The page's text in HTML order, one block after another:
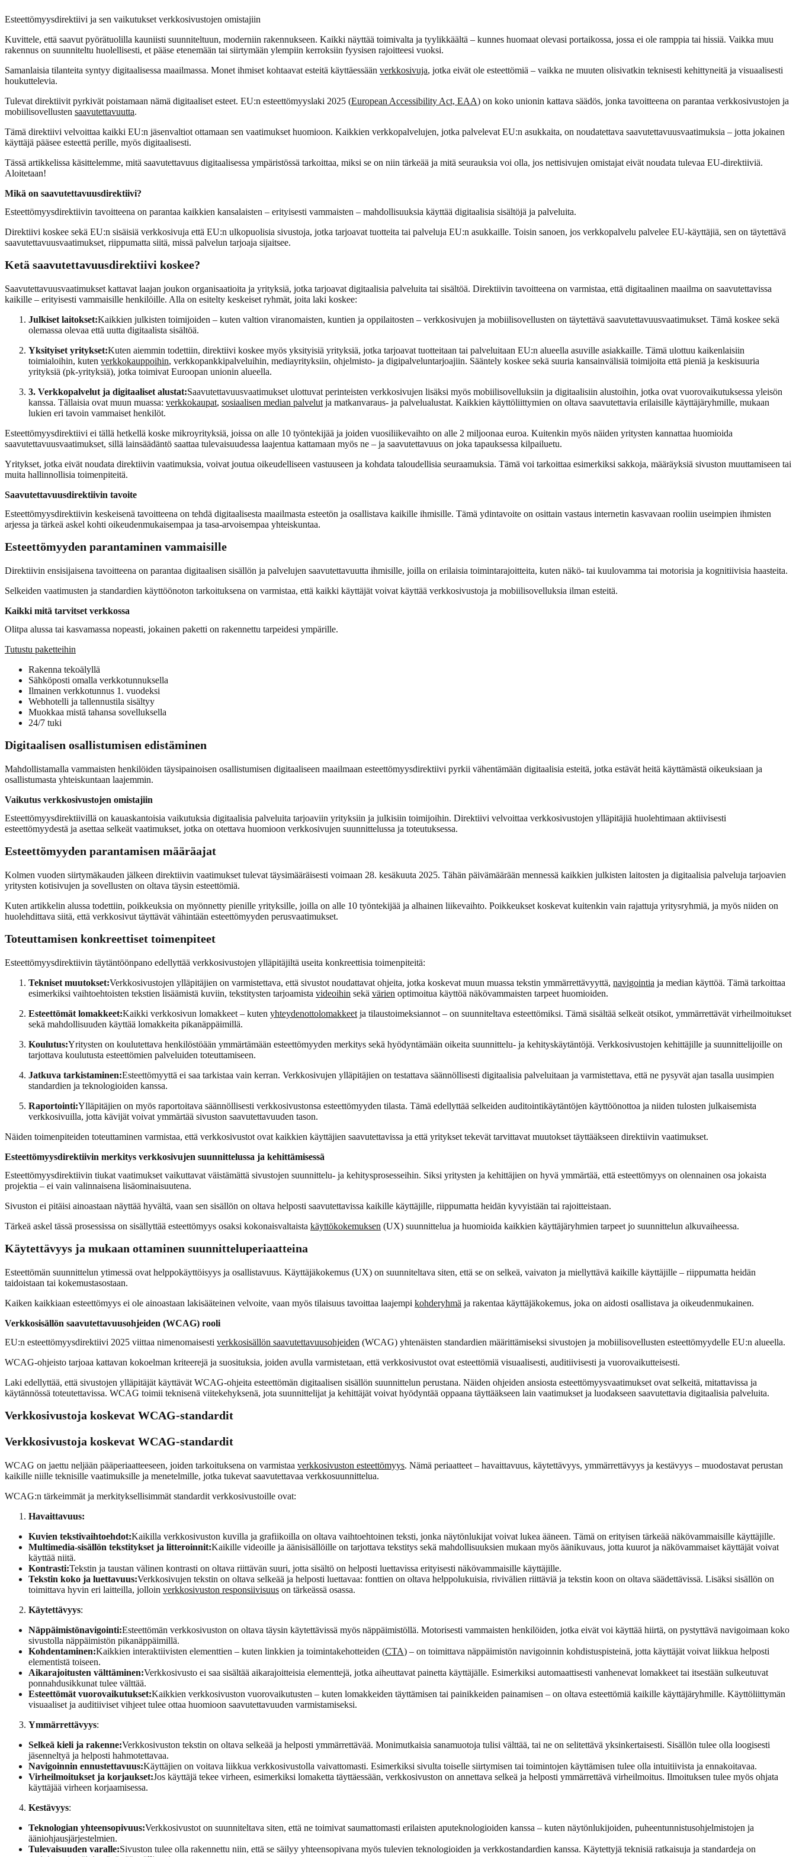
Esteettömyysdirektiivi ja sen vaikutukset verkkosivustojen omistajiin
Kuvittele, että saavut pyörätuolilla kauniisti suunniteltuun, moderniin rakennukseen. Kaikki näyttää toimivalta ja tyylikkäältä – kunnes huomaat olevasi portaikossa, jossa ei ole ramppia tai hissiä. Vaikka muu
rakennus on suunniteltu huolellisesti, et pääse etenemään tai siirtymään ylempiin kerroksiin fyysisen rajoitteesi vuoksi.
Samanlaisia tilanteita syntyy digitaalisessa maailmassa. Monet ihmiset kohtaavat esteitä käyttäessään verkkosivuja, jotka eivät ole esteettömiä – vaikka ne muuten olisivatkin teknisesti kehittyneitä ja visuaalisesti
houkuttelevia.
Tulevat direktiivit pyrkivät poistamaan nämä digitaaliset esteet. EU:n esteettömyyslaki 2025 (European Accessibility Act, EAA) on koko unionin kattava säädös, jonka tavoitteena on parantaa verkkosivustojen ja
mobiilisovellusten saavutettavuutta.
Tämä direktiivi velvoittaa kaikki EU:n jäsenvaltiot ottamaan sen vaatimukset huomioon. Kaikkien verkkopalvelujen, jotka palvelevat EU:n asukkaita, on noudatettava saavutettavuusvaatimuksia – jotta jokainen
käyttäjä pääsee esteettä perille, myös digitaalisesti.
Tässä artikkelissa käsittelemme, mitä saavutettavuus digitaalisessa ympäristössä tarkoittaa, miksi se on niin tärkeää ja mitä seurauksia voi olla, jos nettisivujen omistajat eivät noudata tulevaa EU-direktiiviä.
Aloitetaan!
Mikä on saavutettavuusdirektiivi?
Esteettömyysdirektiivin tavoitteena on parantaa kaikkien kansalaisten – erityisesti vammaisten – mahdollisuuksia käyttää digitaalisia sisältöjä ja palveluita.
Direktiivi koskee sekä EU:n sisäisiä verkkosivuja että EU:n ulkopuolisia sivustoja, jotka tarjoavat tuotteita tai palveluja EU:n asukkaille. Toisin sanoen, jos verkkopalvelu palvelee EU-käyttäjiä, sen on täytettävä
saavutettavuusvaatimukset, riippumatta siitä, missä palvelun tarjoaja sijaitsee.
Ketä saavutettavuusdirektiivi koskee?
Saavutettavuusvaatimukset kattavat laajan joukon organisaatioita ja yrityksiä, jotka tarjoavat digitaalisia palveluita tai sisältöä. Direktiivin tavoitteena on varmistaa, että digitaalinen maailma on saavutettavissa
kaikille – erityisesti vammaisille henkilöille. Alla on esitelty keskeiset ryhmät, joita laki koskee:
Julkiset laitokset:Kaikkien julkisten toimijoiden – kuten valtion viranomaisten, kuntien ja oppilaitosten – verkkosivujen ja mobiilisovellusten on täytettävä saavutettavuusvaatimukset. Tämä koskee sekä
olemassa olevaa että uutta digitaalista sisältöä.
Yksityiset yritykset:Kuten aiemmin todettiin, direktiivi koskee myös yksityisiä yrityksiä, jotka tarjoavat tuotteitaan tai palveluitaan EU:n alueella asuville asiakkaille. Tämä ulottuu kaikenlaisiin
toimialoihin, kuten verkkokauppoihin, verkkopankkipalveluihin, mediayrityksiin, ohjelmisto- ja digipalveluntarjoajiin. Sääntely koskee sekä suuria kansainvälisiä toimijoita että pieniä ja keskisuuria
yrityksiä (pk-yrityksiä), jotka toimivat Euroopan unionin alueella.
3. Verkkopalvelut ja digitaaliset alustat:Saavutettavuusvaatimukset ulottuvat perinteisten verkkosivujen lisäksi myös mobiilisovelluksiin ja digitaalisiin alustoihin, jotka ovat vuorovaikutuksessa yleisön
kanssa. Tällaisia ovat muun muassa: verkkokaupat, sosiaalisen median palvelut ja matkanvaraus- ja palvelualustat. Kaikkien käyttöliittymien on oltava saavutettavia erilaisille käyttäjäryhmille, mukaan
lukien eri tavoin vammaiset henkilöt.
Esteettömyysdirektiivi ei tällä hetkellä koske mikroyrityksiä, joissa on alle 10 työntekijää ja joiden vuosiliikevaihto on alle 2 miljoonaa euroa. Kuitenkin myös näiden yritysten kannattaa huomioida
saavutettavuusvaatimukset, sillä lainsäädäntö saattaa tulevaisuudessa laajentua kattamaan myös ne – ja saavutettavuus on joka tapauksessa kilpailuetu.
Yritykset, jotka eivät noudata direktiivin vaatimuksia, voivat joutua oikeudelliseen vastuuseen ja kohdata taloudellisia seuraamuksia. Tämä voi tarkoittaa esimerkiksi sakkoja, määräyksiä sivuston muuttamiseen tai
muita hallinnollisia toimenpiteitä.
Saavutettavuusdirektiivin tavoite
Esteettömyysdirektiivin keskeisenä tavoitteena on tehdä digitaalisesta maailmasta esteetön ja osallistava kaikille ihmisille. Tämä ydintavoite on osittain vastaus internetin kasvavaan rooliin useimpien ihmisten
arjessa ja tärkeä askel kohti oikeudenmukaisempaa ja tasa-arvoisempaa yhteiskuntaa.
Esteettömyyden parantaminen vammaisille
Direktiivin ensisijaisena tavoitteena on parantaa digitaalisen sisällön ja palvelujen saavutettavuutta ihmisille, joilla on erilaisia toimintarajoitteita, kuten näkö- tai kuulovamma tai motorisia ja kognitiivisia haasteita.
Selkeiden vaatimusten ja standardien käyttöönoton tarkoituksena on varmistaa, että kaikki käyttäjät voivat käyttää verkkosivustoja ja mobiilisovelluksia ilman esteitä.
Kaikki mitä tarvitset verkkossa
Olitpa alussa tai kasvamassa nopeasti, jokainen paketti on rakennettu tarpeidesi ympärille.
Tutustu paketteihin
Rakenna tekoälyllä
Sähköposti omalla verkkotunnuksella
Ilmainen verkkotunnus 1. vuodeksi
Webhotelli ja tallennustila sisältyy
Muokkaa mistä tahansa sovelluksella
24/7 tuki
Digitaalisen osallistumisen edistäminen
Mahdollistamalla vammaisten henkilöiden täysipainoisen osallistumisen digitaaliseen maailmaan esteettömyysdirektiivi pyrkii vähentämään digitaalisia esteitä, jotka estävät heitä käyttämästä oikeuksiaan ja
osallistumasta yhteiskuntaan laajemmin.
Vaikutus verkkosivustojen omistajiin
Esteettömyysdirektiivillä on kauaskantoisia vaikutuksia digitaalisia palveluita tarjoaviin yrityksiin ja julkisiin toimijoihin. Direktiivi velvoittaa verkkosivustojen ylläpitäjiä huolehtimaan aktiivisesti
esteettömyydestä ja asettaa selkeät vaatimukset, jotka on otettava huomioon verkkosivujen suunnittelussa ja toteutuksessa.
Esteettömyyden parantamisen määräajat
Kolmen vuoden siirtymäkauden jälkeen direktiivin vaatimukset tulevat täysimääräisesti voimaan 28. kesäkuuta 2025. Tähän päivämäärään mennessä kaikkien julkisten laitosten ja digitaalisia palveluja tarjoavien
yritysten kotisivujen ja sovellusten on oltava täysin esteettömiä.
Kuten artikkelin alussa todettiin, poikkeuksia on myönnetty pienille yrityksille, joilla on alle 10 työntekijää ja alhainen liikevaihto. Poikkeukset koskevat kuitenkin vain rajattuja yritysryhmiä, ja myös niiden on
huolehdittava siitä, että verkkosivut täyttävät vähintään esteettömyyden perusvaatimukset.
Toteuttamisen konkreettiset toimenpiteet
Esteettömyysdirektiivin täytäntöönpano edellyttää verkkosivustojen ylläpitäjiltä useita konkreettisia toimenpiteitä:
Tekniset muutokset:Verkkosivustojen ylläpitäjien on varmistettava, että sivustot noudattavat ohjeita, jotka koskevat muun muassa tekstin ymmärrettävyyttä, navigointia ja median käyttöä. Tämä tarkoittaa
esimerkiksi vaihtoehtoisten tekstien lisäämistä kuviin, tekstitysten tarjoamista videoihin sekä värien optimoitua käyttöä näkövammaisten tarpeet huomioiden.
Esteettömät lomakkeet:Kaikki verkkosivun lomakkeet – kuten yhteydenottolomakkeet ja tilaustoimeksiannot – on suunniteltava esteettömiksi. Tämä sisältää selkeät otsikot, ymmärrettävät virheilmoitukset
sekä mahdollisuuden käyttää lomakkeita pikanäppäimillä.
Koulutus:Yritysten on koulutettava henkilöstöään ymmärtämään esteettömyyden merkitys sekä hyödyntämään oikeita suunnittelu- ja kehityskäytäntöjä. Verkkosivustojen kehittäjille ja suunnittelijoille on
tarjottava koulutusta esteettömien palveluiden toteuttamiseen.
Jatkuva tarkistaminen:Esteettömyyttä ei saa tarkistaa vain kerran. Verkkosivujen ylläpitäjien on testattava säännöllisesti digitaalisia palveluitaan ja varmistettava, että ne pysyvät ajan tasalla uusimpien
standardien ja teknologioiden kanssa.
Raportointi:Ylläpitäjien on myös raportoitava säännöllisesti verkkosivustonsa esteettömyyden tilasta. Tämä edellyttää selkeiden auditointikäytäntöjen käyttöönottoa ja niiden tulosten julkaisemista
verkkosivuilla, jotta kävijät voivat ymmärtää sivuston saavutettavuuden tason.
Näiden toimenpiteiden toteuttaminen varmistaa, että verkkosivustot ovat kaikkien käyttäjien saavutettavissa ja että yritykset tekevät tarvittavat muutokset täyttääkseen direktiivin vaatimukset.
Esteettömyysdirektiivin merkitys verkkosivujen suunnittelussa ja kehittämisessä
Esteettömyysdirektiivin tiukat vaatimukset vaikuttavat väistämättä sivustojen suunnittelu- ja kehitysprosesseihin. Siksi yritysten ja kehittäjien on hyvä ymmärtää, että esteettömyys on olennainen osa jokaista
projektia – ei vain valinnaisena lisäominaisuutena.
Sivuston ei pitäisi ainoastaan näyttää hyvältä, vaan sen sisällön on oltava helposti saavutettavissa kaikille käyttäjille, riippumatta heidän kyvyistään tai rajoitteistaan.
Tärkeä askel tässä prosessissa on sisällyttää esteettömyys osaksi kokonaisvaltaista käyttökokemuksen (UX) suunnittelua ja huomioida kaikkien käyttäjäryhmien tarpeet jo suunnittelun alkuvaiheessa.
Käytettävyys ja mukaan ottaminen suunnitteluperiaatteina
Esteettömän suunnittelun ytimessä ovat helppokäyttöisyys ja osallistavuus. Käyttäjäkokemus (UX) on suunniteltava siten, että se on selkeä, vaivaton ja miellyttävä kaikille käyttäjille – riippumatta heidän
taidoistaan tai kokemustasostaan.
Kaiken kaikkiaan esteettömyys ei ole ainoastaan lakisääteinen velvoite, vaan myös tilaisuus tavoittaa laajempi kohderyhmä ja rakentaa käyttäjäkokemus, joka on aidosti osallistava ja oikeudenmukainen.
Verkkosisällön saavutettavuusohjeiden (WCAG) rooli
EU:n esteettömyysdirektiivi 2025 viittaa nimenomaisesti verkkosisällön saavutettavuusohjeiden (WCAG) yhtenäisten standardien määrittämiseksi sivustojen ja mobiilisovellusten esteettömyydelle EU:n alueella.
WCAG-ohjeisto tarjoaa kattavan kokoelman kriteerejä ja suosituksia, joiden avulla varmistetaan, että verkkosivustot ovat esteettömiä visuaalisesti, auditiivisesti ja vuorovaikutteisesti.
Laki edellyttää, että sivustojen ylläpitäjät käyttävät WCAG-ohjeita esteettömän digitaalisen sisällön suunnittelun perustana. Näiden ohjeiden ansiosta esteettömyysvaatimukset ovat selkeitä, mitattavissa ja
käytännössä toteutettavissa. WCAG toimii teknisenä viitekehyksenä, jota suunnittelijat ja kehittäjät voivat hyödyntää oppaana täyttääkseen lain vaatimukset ja luodakseen saavutettavia digitaalisia palveluita.
Verkkosivustoja koskevat WCAG-standardit
Verkkosivustoja koskevat WCAG-standardit
WCAG on jaettu neljään pääperiaatteeseen, joiden tarkoituksena on varmistaa verkkosivuston esteettömyys. Nämä periaatteet – havaittavuus, käytettävyys, ymmärrettävyys ja kestävyys – muodostavat perustan
kaikille niille teknisille vaatimuksille ja menetelmille, jotka tukevat saavutettavaa verkkosuunnittelua.
WCAG:n tärkeimmät ja merkityksellisimmät standardit verkkosivustoille ovat:
Havaittavuus:
Kuvien tekstivaihtoehdot:Kaikilla verkkosivuston kuvilla ja grafiikoilla on oltava vaihtoehtoinen teksti, jonka näytönlukijat voivat lukea ääneen. Tämä on erityisen tärkeää näkövammaisille käyttäjille.
Multimedia-sisällön tekstitykset ja litteroinnit:Kaikille videoille ja äänisisällöille on tarjottava tekstitys sekä mahdollisuuksien mukaan myös äänikuvaus, jotta kuurot ja näkövammaiset käyttäjät voivat
käyttää niitä.
Kontrasti:Tekstin ja taustan välinen kontrasti on oltava riittävän suuri, jotta sisältö on helposti luettavissa erityisesti näkövammaisille käyttäjille.
Tekstin koko ja luettavuus:Verkkosivujen tekstin on oltava selkeää ja helposti luettavaa: fonttien on oltava helppolukuisia, rivivälien riittäviä ja tekstin koon on oltava säädettävissä. Lisäksi sisällön on
toimittava hyvin eri laitteilla, jolloin verkkosivuston responsiivisuus on tärkeässä osassa.
Käytettävyys:
Näppäimistönavigointi:Esteettömän verkkosivuston on oltava täysin käytettävissä myös näppäimistöllä. Motorisesti vammaisten henkilöiden, jotka eivät voi käyttää hiirtä, on pystyttävä navigoimaan koko
sivustolla näppäimistön pikanäppäimillä.
Kohdentaminen:Kaikkien interaktiivisten elementtien – kuten linkkien ja toimintakehotteiden (CTA) – on toimittava näppäimistön navigoinnin kohdistuspisteinä, jotta käyttäjät voivat liikkua helposti
elementistä toiseen.
Aikarajoitusten välttäminen:Verkkosivusto ei saa sisältää aikarajoitteisia elementtejä, jotka aiheuttavat painetta käyttäjälle. Esimerkiksi automaattisesti vanhenevat lomakkeet tai itsestään sulkeutuvat
ponnahdusikkunat tulee välttää.
Esteettömät vuorovaikutukset:Kaikkien verkkosivuston vuorovaikutusten – kuten lomakkeiden täyttämisen tai painikkeiden painamisen – on oltava esteettömiä kaikille käyttäjäryhmille. Käyttöliittymän
visuaaliset ja auditiiviset vihjeet tulee ottaa huomioon saavutettavuuden varmistamiseksi.
Ymmärrettävyys:
Selkeä kieli ja rakenne:Verkkosivuston tekstin on oltava selkeää ja helposti ymmärrettävää. Monimutkaisia sanamuotoja tulisi välttää, tai ne on selitettävä yksinkertaisesti. Sisällön tulee olla loogisesti
jäsenneltyä ja helposti hahmotettavaa.
Navigoinnin ennustettavuus:Käyttäjien on voitava liikkua verkkosivustolla vaivattomasti. Esimerkiksi sivulta toiselle siirtymisen tai toimintojen käyttämisen tulee olla intuitiivista ja ennakoitavaa.
Virheilmoitukset ja korjaukset:Jos käyttäjä tekee virheen, esimerkiksi lomaketta täyttäessään, verkkosivuston on annettava selkeä ja helposti ymmärrettävä virheilmoitus. Ilmoituksen tulee myös ohjata
käyttäjää virheen korjaamisessa.
Kestävyys:
Teknologian yhteensopivuus:Verkkosivustot on suunniteltava siten, että ne toimivat saumattomasti erilaisten aputeknologioiden kanssa – kuten näytönlukijoiden, puheentunnistusohjelmistojen ja
ääniohjausjärjestelmien.
Tulevaisuuden varalle:Sivuston tulee olla rakennettu niin, että se säilyy yhteensopivana myös tulevien teknologioiden ja verkkostandardien kanssa. Käytettyjä teknisiä ratkaisuja ja standardeja on